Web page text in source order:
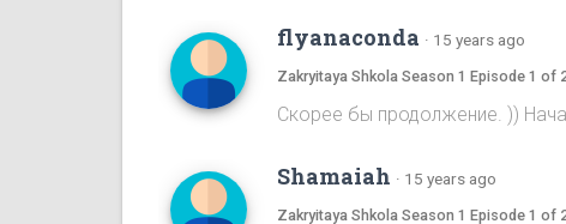
flyanaconda · 15 years ago
Zakryitaya Shkola Season 1 Episode 1
Скорее бы продолжение. ))
Shamaiah · 15 years ago
Zakryitaya Shkola Season 1 Episode 1